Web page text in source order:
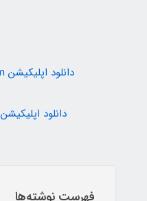
دانلود اپلیکیشن Tandem برای اندروید
دانلود اپلیکیشن Tandem برای iOS
فهرست نوشته‌ها